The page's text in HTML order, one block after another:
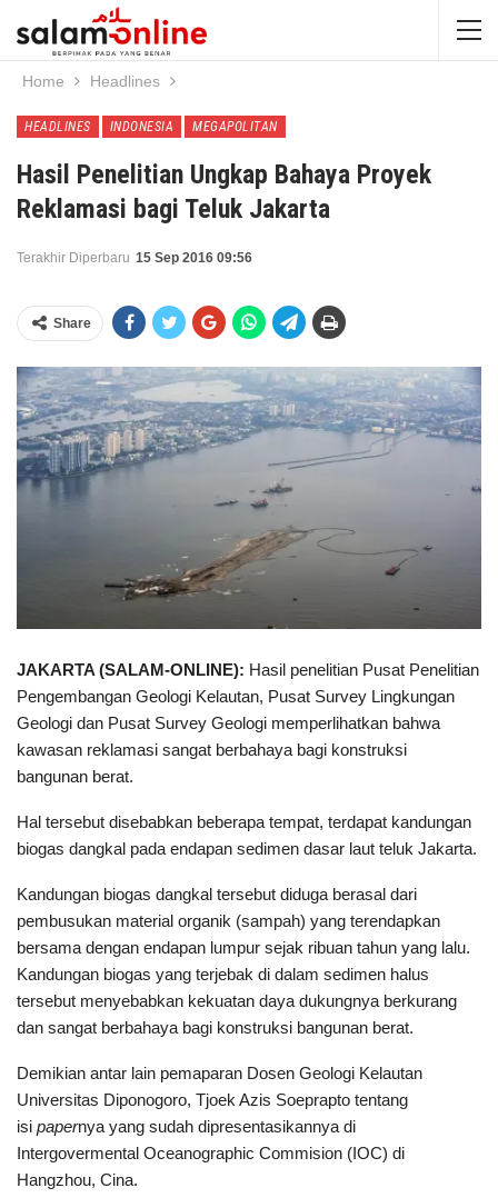
Home Headlines
HEADLINES INDONESIA MEGAPOLITAN
Hasil Penelitian Ungkap Bahaya Proyek
Reklamasi bagi Teluk Jakarta
Terakhir Diperbaru 15 Sep 2016 09:56
Share
JAKARTA (SALAM-ONLINE): Hasil penelitian Pusat Penelitian
Pengembangan Geologi Kelautan, Pusat Survey Lingkungan
Geologi dan Pusat Survey Geologi memperlihatkan bahwa
kawasan reklamasi sangat berbahaya bagi konstruksi
bangunan berat.
Hal tersebut disebabkan beberapa tempat, terdapat kandungan
biogas dangkal pada endapan sedimen dasar laut teluk Jakarta.
Kandungan biogas dangkal tersebut diduga berasal dari
pembusukan material organik (sampah) yang terendapkan
bersama dengan endapan lumpur sejak ribuan tahun yang lalu.
Kandungan biogas yang terjebak di dalam sedimen halus
tersebut menyebabkan kekuatan daya dukungnya berkurang
dan sangat berbahaya bagi konstruksi bangunan berat.
Demikian antar lain pemaparan Dosen Geologi Kelautan
Universitas Diponogoro, Tjoek Azis Soeprapto tentang
isi papernya yang sudah dipresentasikannya di
Intergovermental Oceanographic Commision (IOC) di
Hangzhou, Cina.